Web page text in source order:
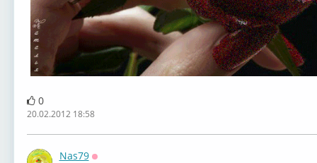
0
20.02.2012 18:58
Nas79